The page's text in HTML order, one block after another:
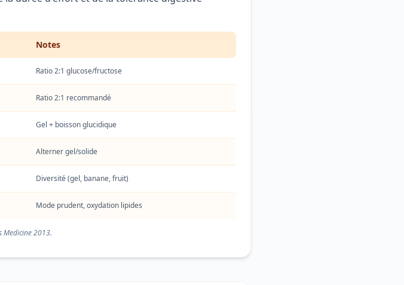
Notes
Ratio 2:1 glucose/fructose
Ratio 2:1 recommandé
Gel + boisson glucidique
Alterner gel/solide
Diversité (gel, banane, fruit)
Mode prudent, oxydation lipides
Medicine 2013.